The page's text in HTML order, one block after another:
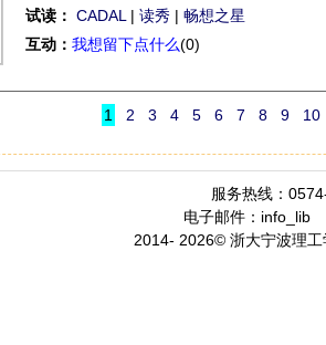
试读： CADAL | 读秀 | 畅想之星
互动： 我想留下点什么(0)
1 2 3 4 5 6 7 8 9 10
服务热线：
电子邮件：info_lib
2014- 2026© 浙大宁波理工